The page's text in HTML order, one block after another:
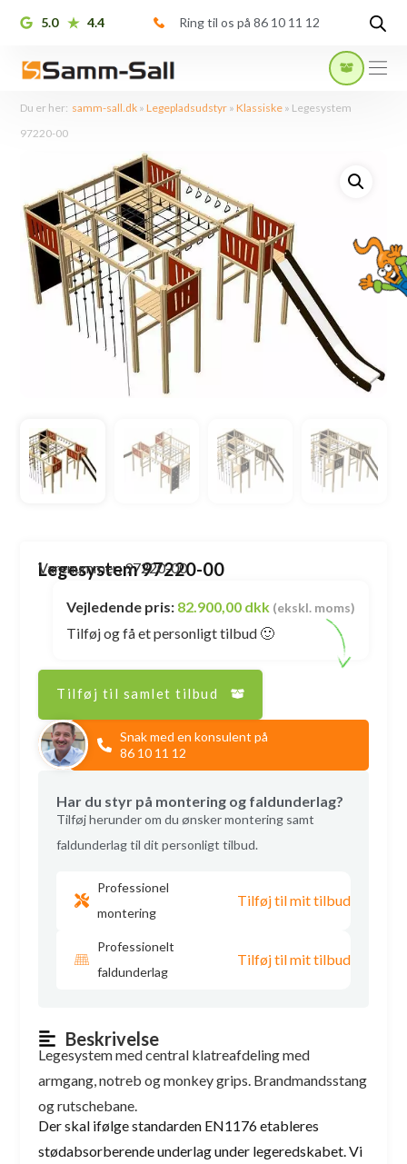
5.0 4.4 Ring til os på 86 10 11 12
Du er her: samm-sall.dk »Legepladsudstyr »Klassiske » Legesystem
97220-00
Legesystem 97220-00
Varenummer: 97220-00
Vejledende pris: 82.900,00 dkk (ekskl. moms)
Tilføj og få et personligt tilbud 🙂
Snak med en konsulent på
86 10 11 12
Tilføj til samlet tilbud
Har du styr på montering og faldunderlag?
Tilføj herunder om du ønsker montering samt
faldunderlag til dit personligt tilbud.
Professionel
montering
Tilføj til mit tilbud
Professionelt
faldunderlag
Tilføj til mit tilbud
Beskrivelse
Legesystem med central klatreafdeling med
armgang, notreb og monkey grips. Brandmandsstang
og rutschebane.
Der skal ifølge standarden EN1176 etableres
stødabsorberende underlag under legeredskabet. Vi